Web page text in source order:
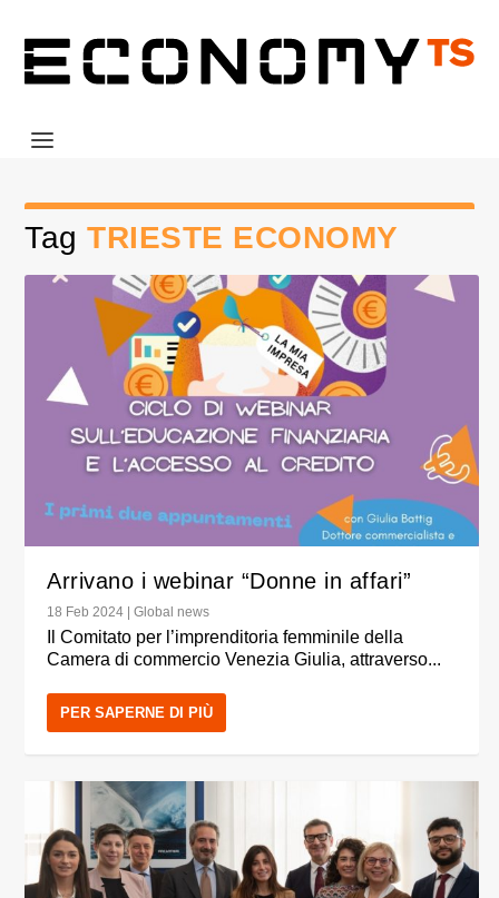
TagTRIESTE ECONOMY
Arrivano i webinar “Donne in affari”
18 Feb 2024 |Global news
Il Comitato per l’imprenditoria femminile della
Camera di commercio Venezia Giulia, attraverso...
PER SAPERNE DI PIÙ